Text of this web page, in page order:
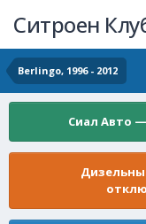
Ситроен
Berlingo, 1996 - 2012
Сиал Авто